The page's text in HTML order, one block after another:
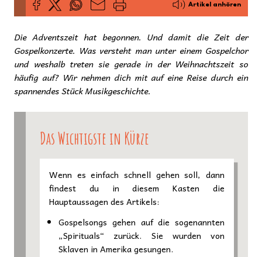
Artikel anhören
Die Adventszeit hat begonnen. Und damit die Zeit der
Gospelkonzerte. Was versteht man unter einem Gospelchor
und weshalb treten sie gerade in der Weihnachtszeit so
häufig auf? Wir nehmen dich mit auf eine Reise durch ein
spannendes Stück Musikgeschichte.
Das Wichtigste in Kürze
Wenn es einfach schnell gehen soll, dann
findest du in diesem Kasten die
Hauptaussagen des Artikels:
Gospelsongs gehen auf die sogenannten
„Spirituals“ zurück. Sie wurden von
Sklaven in Amerika gesungen.